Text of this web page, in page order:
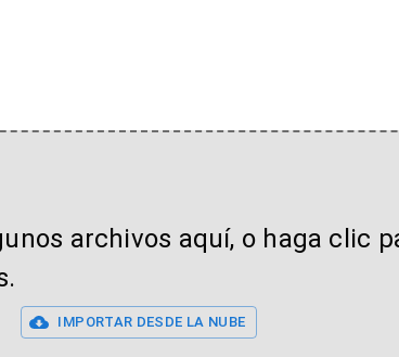
archivos aquí, o haga clic
IMPORTAR DESDE LA NUBE